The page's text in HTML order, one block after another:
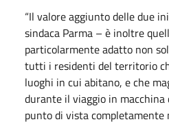
“Il valore aggiunto delle due
sindaca Parma – è inoltre
particolarmente adatto non
tutti i residenti del territorio
luoghi in cui abitano, e che
durante il viaggio in macchina
punto di vista completamente